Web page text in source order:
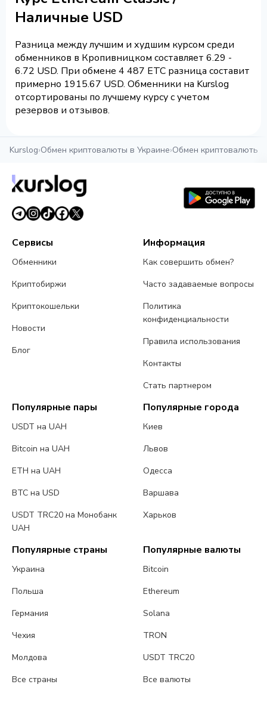
Наличные USD
Разница между лучшим и худшим курсом среди
обменников в Кропивницком составляет 6.29 -
6.72 USD. При обмене 4 487 ETC разница составит
примерно 1915.67 USD. Обменники на Kurslog
отсортированы по лучшему курсу с учетом
резервов и отзывов.
Kurslog›Обмен криптовалюты в Украине›Обмен криптовалюты
Сервисы
Обменники
Криптобиржи
Криптокошельки
Новости
Блог
Информация
Как совершить обмен?
Часто задаваемые вопросы
Политика
конфиденциальности
Правила использования
Контакты
Стать партнером
Популярные пары
USDT на UAH
Bitcoin на UAH
ETH на UAH
BTC на USD
USDT TRC20 на Монобанк
UAH
Популярные города
Киев
Львов
Одесса
Варшава
Харьков
Популярные страны
Украина
Польша
Германия
Чехия
Молдова
Все страны
Популярные валюты
Bitcoin
Ethereum
Solana
TRON
USDT TRC20
Все валюты